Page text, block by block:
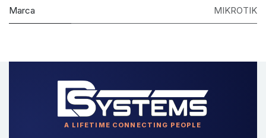
Marca MIKROTIK
A LIFETIME CONNECTING PEOPLE